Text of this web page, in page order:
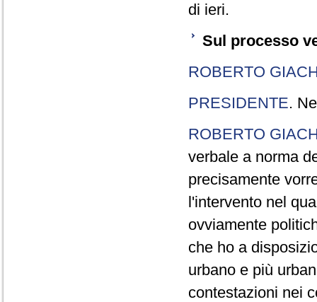
di ieri.
Sul processo
ROBERTO
PRESIDENTE.
ROBERTO
verbale a norma
precisamente
l'intervento nel
ovviamente
che ho a
urbano e più
contestazioni nei